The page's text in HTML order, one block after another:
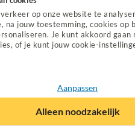
op onze website te
na jouw toestemming, cookies op
Je kunt akkoord
of je kunt jouw cookie-
Aanpassen
Alleen noodzakelijk
Just
huisarts tot online